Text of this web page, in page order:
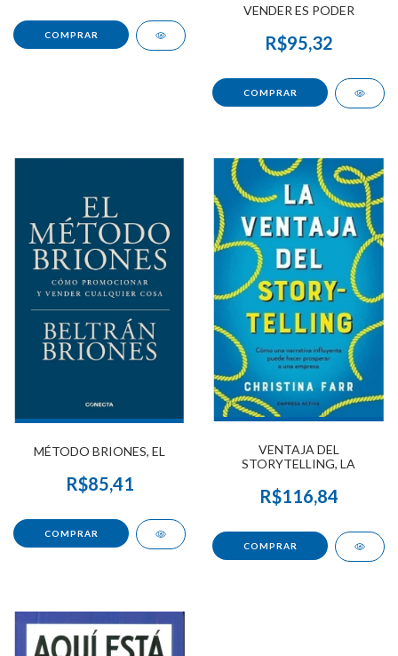
VENDER ES PODER
R$95,32
MÉTODO BRIONES, EL
R$85,41
VENTAJA DEL
STORYTELLING, LA
R$116,84